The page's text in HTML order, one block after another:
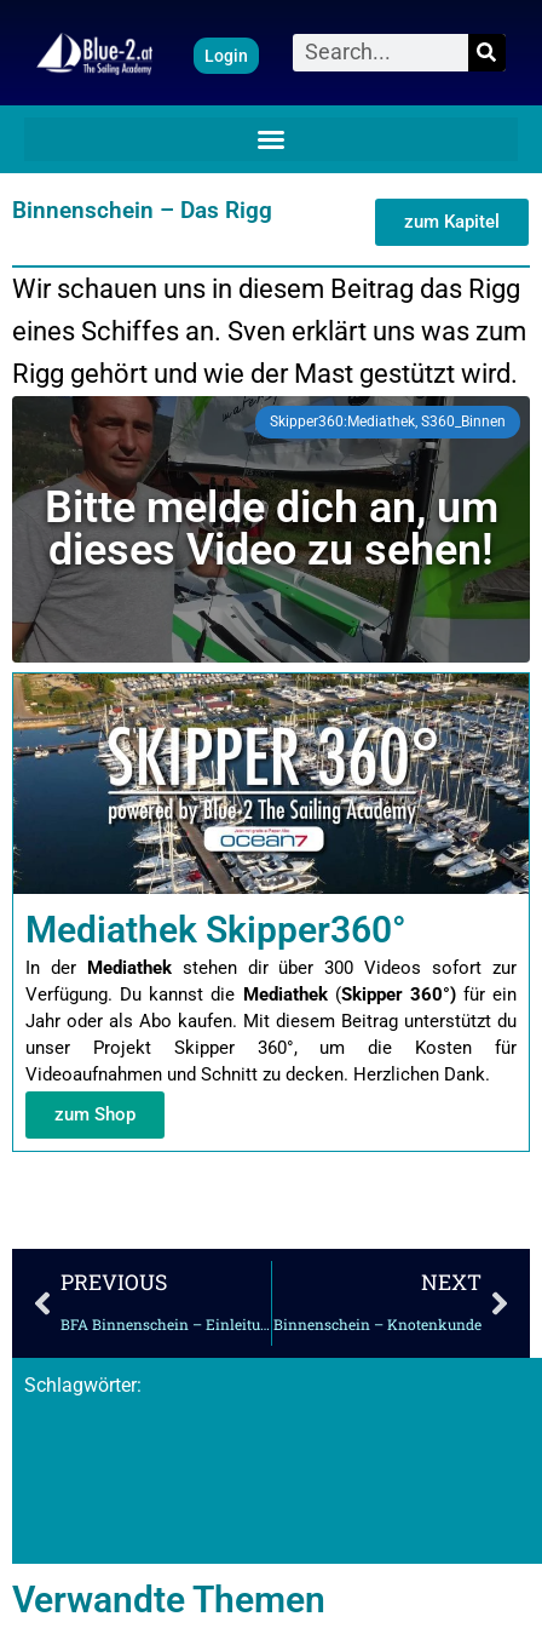
Inhalt
springen
Login Suche
Binnenschein – Das Rigg zum Kapitel
Wir schauen uns in diesem Beitrag das Rigg
eines Schiffes an. Sven erklärt uns was zum
Rigg gehört und wie der Mast gestützt wird.
Skipper360:Mediathek, S360_Binnen
Bitte melde dich an, um
dieses Video zu sehen!
Mediathek Skipper360°
In der Mediathekstehen dir über 300 Videos sofort zur
Verfügung. Du kannst die Mediathek(Skipper 360°)für ein
Jahr oder als Abo kaufen. Mit diesem Beitrag unterstützt du
unser Projekt Skipper 360°, um die Kosten für
Videoaufnahmen und Schnitt zu decken. Herzlichen Dank.
zum Shop
Zurück
PREVIOUS
BFA Binnenschein – Einleitung
NEXT
Binnenschein – Knotenkunde
Schlagwörter:
Verwandte Themen